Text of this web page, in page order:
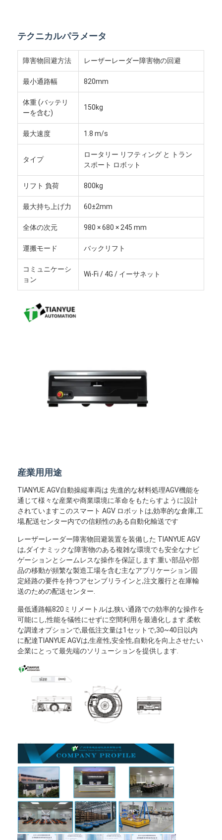
三次元倉庫シャトル
UGVのワイヤー制御四輪外輪車体
AGV 支援充電装置
AGV メカニウムホイールドライブ部品
AGVのステアリングホイールの組立ドライブ
倉庫 AGV リフティング メカニズム組立
電動パレット 望遠鏡フォーク
自動化非標準機器
商用ロボット
テクニカルパラメータ
障害物回避方法 レーザーレーダー障害物の回避
最小通路幅 820mm
体重 (バッテリ
ーを含む)
150kg
最大速度 1.8 m/s
タイプ
ロータリー リフティング と トラン
スポート ロボット
リフト 負荷 800kg
最大持ち上げ力 60±2mm
全体の次元 980 × 680 × 245 mm
運搬モード バックリフト
コミュニケーシ
ョン
Wi-Fi / 4G / イーサネット
産業用用途
TIANYUE AGV自動操縦車両は 先進的な材料処理AGV機能を
通じて様々な産業や商業環境に革命をもたらすように設計
されていますこのスマート AGV ロボットは,効率的な倉庫,工
場,配送センター内での信頼性のある自動化輸送です
レーザーレーダー障害物回避装置を装備した TIANYUE AGV
は,ダイナミックな障害物のある複雑な環境でも安全なナビ
ゲーションとシームレスな操作を保証します.重い部品や部
品の移動が頻繁な製造工場を含む主なアプリケーション固
定経路の要件を持つアセンブリラインと,注文履行と在庫輸
送のための配送センター.
最低通路幅820ミリメートルは,狭い通路での効率的な操作を
可能にし,性能を犠牲にせずに空間利用を最適化します.柔軟
な調達オプションで,最低注文量は1セットで,30~40日以内
に配達TIANYUE AGVは,生産性,安全性,自動化を向上させたい
企業にとって最先端のソリューションを提供します.